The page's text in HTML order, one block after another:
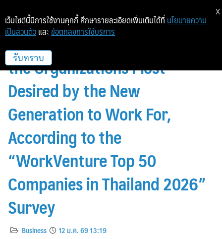
Bangchak Ranks 8th Among
the Organizations Most
Desired by the New
Generation to Work For,
According to the
“WorkVenture Top 50
Companies in Thailand 2026”
Survey
Business 12 ม.ค. 69 13:19
เว็บไซต์นี้มีการใช้งานคุกกี้ ศึกษารายละเอียดเพิ่มเติมได้ที่ นโยบายความ
เป็นส่วนตัว และ ข้อตกลงการใช้บริการ
รับทราบ
X